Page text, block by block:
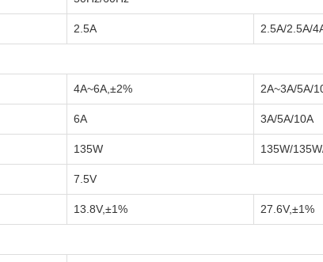
2.5A 2.5A/2.5A/
4A~6A,±2% 2A~3A/5A/
6A 3A/5A/10A
135W 135W/
7.5V
13.8V,±1% 27.6V,±1%